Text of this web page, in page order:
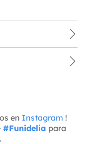
en Instagram !
#Funidelia para